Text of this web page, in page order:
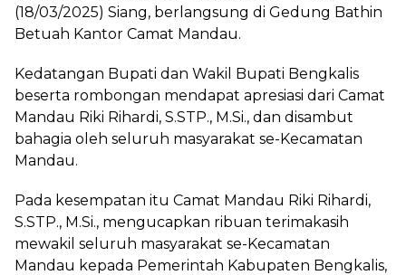
(18/03/2025) Siang, berlangsung di Gedung Bathin
Betuah Kantor Camat Mandau.
Kedatangan Bupati dan Wakil Bupati Bengkalis
beserta rombongan mendapat apresiasi dari Camat
Mandau Riki Rihardi, S.STP., M.Si., dan disambut
bahagia oleh seluruh masyarakat se-Kecamatan
Mandau.
Pada kesempatan itu Camat Mandau Riki Rihardi,
S.STP., M.Si., mengucapkan ribuan terimakasih
mewakil seluruh masyarakat se-Kecamatan
Mandau kepada Pemerintah Kabupaten Bengkalis,